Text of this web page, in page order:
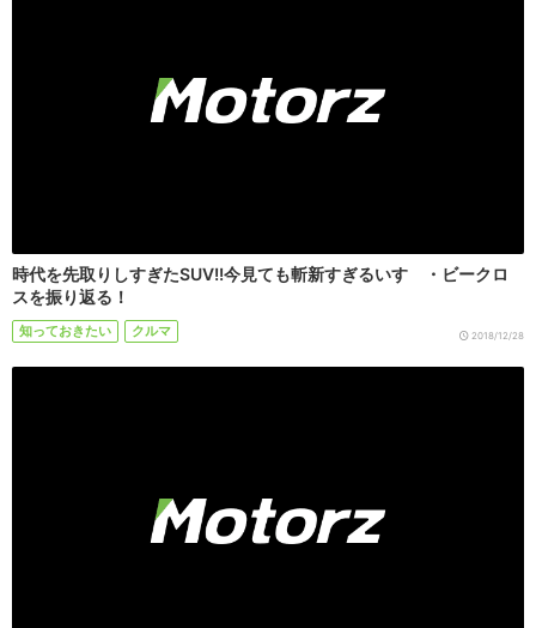
時代を先取りしすぎたSUV!!今見ても斬新すぎるいすゞ・ビークロ
スを振り返る！
知っておきたい クルマ 2018/12/28